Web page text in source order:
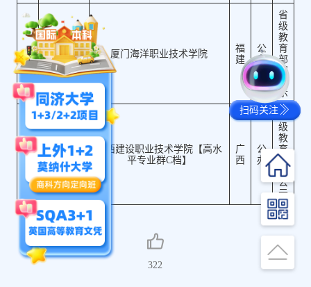
7
厦门海洋
职业大学
厦门海洋职业技术学院
福
建
公
办
省
级
教
育
部
门
公
示
8
广西建设
职业技术
大学
广西建设职业技术学院【高水
平专业群C档】
广
西
公
办
省
级
教
育
部
门
公
示
322
扫码关注